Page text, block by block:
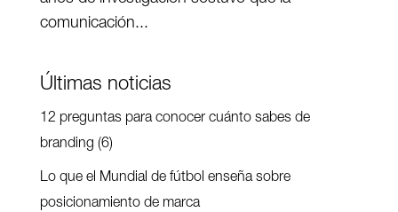
comunicación...
Últimas noticias
12 preguntas para conocer cuánto sabes de
branding (6)
Lo que el Mundial de fútbol enseña sobre
posicionamiento de marca